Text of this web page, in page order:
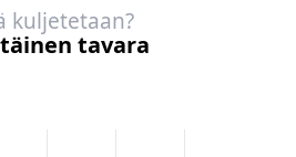
kuljetetaan?
tavara